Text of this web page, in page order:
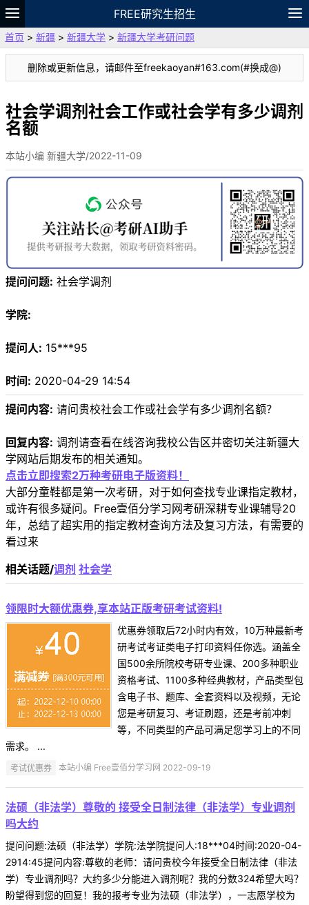
FREE研究生招生
题库
故事 专题 APP 笔记
VIP
资料
首页 > 新疆 > 新疆大学 > 新疆大学考研问题
删除或更新信息，请邮件至freekaoyan#163.com(#换成@)
社会学调剂社会工作或社会学有多少调剂
名额
本站小编 新疆大学/2022-11-09
提问问题: 社会学调剂
学院:
提问人: 15***95
时间: 2020-04-29 14:54
提问内容: 请问贵校社会工作或社会学有多少调剂名额？
回复内容: 调剂请查看在线咨询我校公告区并密切关注新疆大
学网站后期发布的相关通知。
点击立即搜索2万种考研电子版资料！
大部分童鞋都是第一次考研，对于如何查找专业课指定教材，
或许有很多疑问。Free壹佰分学习网考研深耕专业课辅导20
年，总结了超实用的指定教材查询方法及复习方法，有需要的
看过来
相关话题/调剂 社会学
领限时大额优惠券,享本站正版考研考试资料!
优惠券领取后72小时内有效，10万种最新考
研考试考证类电子打印资料任你选。涵盖全
国500余所院校考研专业课、200多种职业
资格考试、1100多种经典教材，产品类型包
含电子书、题库、全套资料以及视频，无论
您是考研复习、考证刷题，还是考前冲刺
等，不同类型的产品可满足您学习上的不同
需求。 ...
考试优惠券 本站小编 Free壹佰分学习网 2022-09-19
法硕（非法学）尊敬的 接受全日制法律（非法学）专业调剂
吗大约
提问问题:法硕（非法学）学院:法学院提问人:18***04时间:2020-04-
2914:45提问内容:尊敬的老师：请问贵校今年接受全日制法律（非法
学）专业调剂吗？大约多少分能进入调剂呢？我的分数324希望大吗？
盼望得到您的回复！我的报考专业为法硕（非法学），一志愿学校为